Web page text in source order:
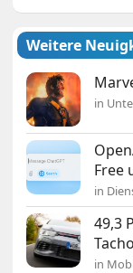
Weitere
in
Free
in
49,3
in